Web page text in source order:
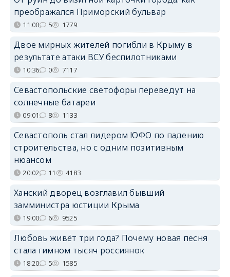
преображался Приморский бульвар
11:00 5 1779
Двое мирных жителей погибли в Крыму в
результате атаки ВСУ беспилотниками
10:36 0 7117
Севастопольские светофоры переведут на
солнечные батареи
09:01 8 1133
Севастополь стал лидером ЮФО по падению
строительства, но с одним позитивным
нюансом
20:02 11 4183
Ханский дворец возглавил бывший
замминистра юстиции Крыма
19:00 6 9525
Любовь живёт три года? Почему новая песня
стала гимном тысяч россиянок
18:20 5 1585